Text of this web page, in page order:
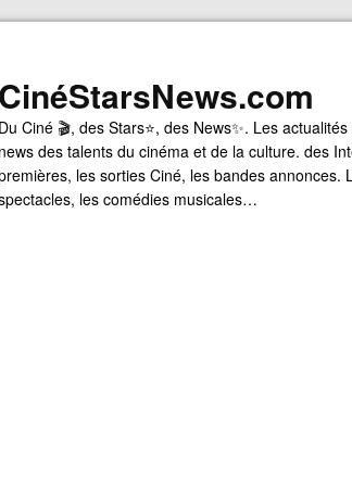
CinéStarsNews.com
Du Ciné 🎬, des Stars⭐, des News✨. Les
news des talents du cinéma et de la culture. des
les sorties Ciné, les bandes annonces.
les comédies musicales…